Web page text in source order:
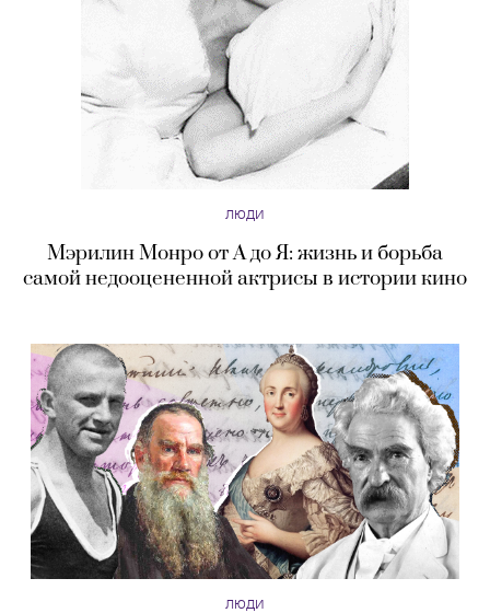
ЛЮДИ
Мэрилин Монро от А до Я: жизнь и борьба
самой недооцененной актрисы в истории кино
ЛЮДИ